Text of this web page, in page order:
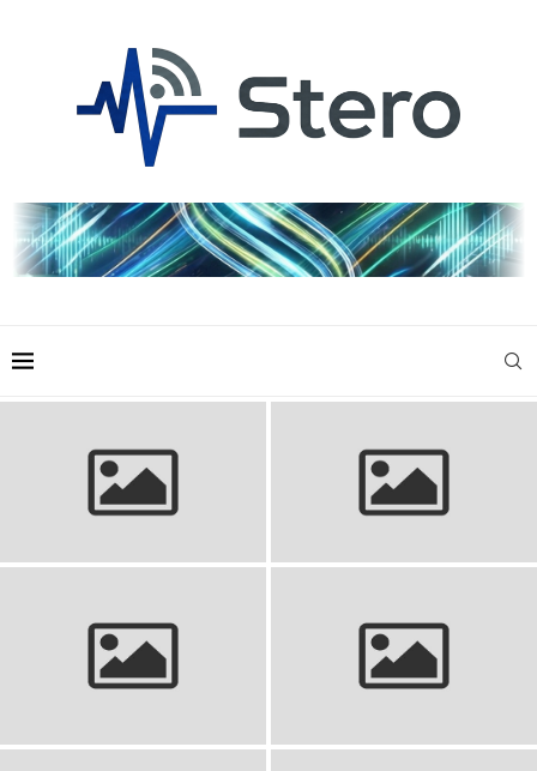
Dres do piłki nożnej dla dzieci:
Skarpety siatkarskie: wybierz
najlepsze dla komfortu i
Koszulki siatkarskie: Ranking
Zestaw sportowy dla dzieci –